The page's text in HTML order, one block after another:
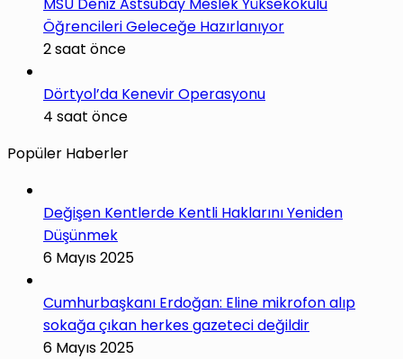
Öğrencileri Geleceğe Hazırlanıyor
2 saat önce
Dörtyol’da Kenevir Operasyonu
4 saat önce
Popüler Haberler
Değişen Kentlerde Kentli Haklarını Yeniden
Düşünmek
6 Mayıs 2025
Cumhurbaşkanı Erdoğan: Eline mikrofon alıp
sokağa çıkan herkes gazeteci değildir
6 Mayıs 2025